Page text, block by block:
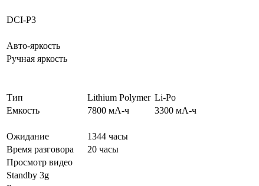
DCI-P3
Авто-яркость
Ручная яркость
Тип
Lithium Polymer Li-Po
Емкость
7800 мА-ч 3300 мА-ч
Ожидание
1344 часы
Время разговора
20 часы
Просмотр видео
Standby 3g